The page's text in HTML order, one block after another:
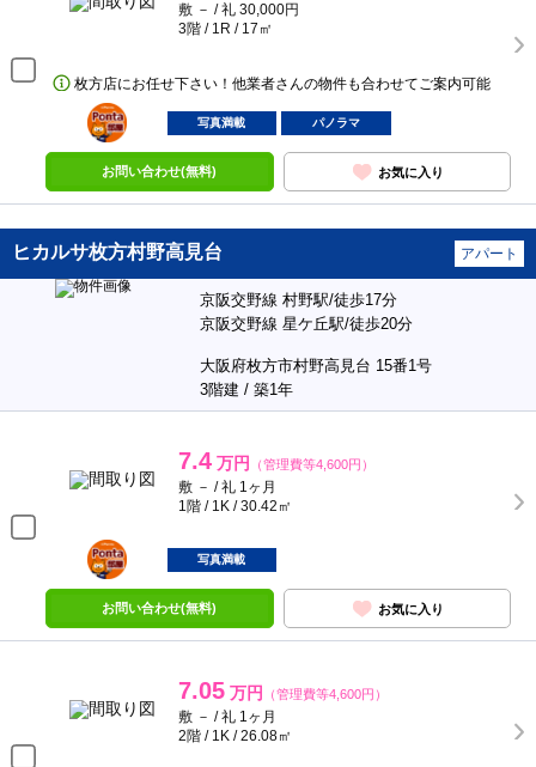
敷 － / 礼 30,000円
3階 / 1R / 17㎡
枚方店にお任せ下さい！他業者さんの物件も合わせてご案内可能
ポンタ
部屋
写真満載 パノラマ
お問い合わせ(無料) お気に入り
ヒカルサ枚方村野高見台 アパート
京阪交野線 村野駅/徒歩17分
京阪交野線 星ケ丘駅/徒歩20分
大阪府枚方市村野高見台 15番1号
3階建 / 築1年
7.4 万円 （管理費等4,600円）
敷 － / 礼 1ヶ月
1階 / 1K / 30.42㎡
ポンタ
部屋
写真満載
お問い合わせ(無料) お気に入り
7.05 万円 （管理費等4,600円）
敷 － / 礼 1ヶ月
2階 / 1K / 26.08㎡